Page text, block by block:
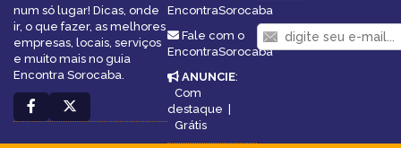
num só lugar! Dicas, onde
ir, o que fazer, as melhores
empresas, locais, serviços
e muito mais no guia
Encontra Sorocaba.
EncontraSorocaba
Fale com o
EncontraSorocaba
ANUNCIE:
Com
destaque |
Grátis